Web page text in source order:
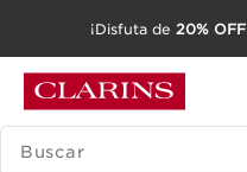
IR AL PIE DE PÁGINA
¡Disfuta de 20% OFF
BUSCAR